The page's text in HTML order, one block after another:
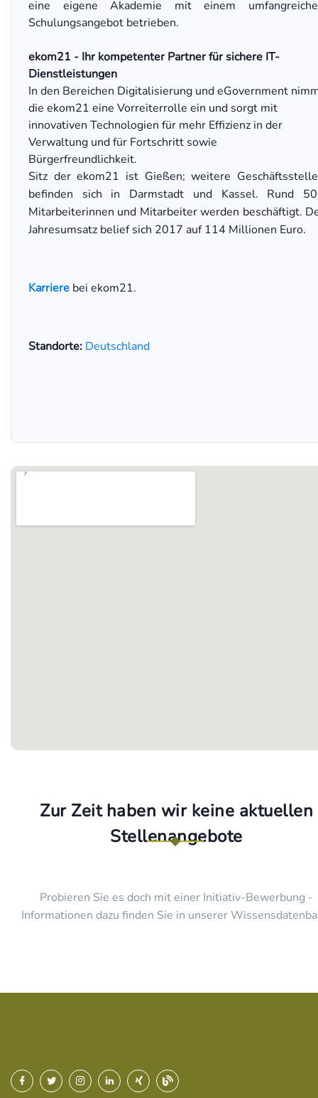
eine eigene Akademie mit einem
Schulungsangebot betrieben.
ekom21 - Ihr kompetenter Partner für sichere IT-
Dienstleistungen
In den Bereichen Digitalisierung und eGovernment
die ekom21 eine Vorreiterrolle ein und sorgt mit
innovativen Technologien für mehr Effizienz in der
Verwaltung und für Fortschritt sowie
Bürgerfreundlichkeit.
Sitz der ekom21 ist Gießen; weitere
befinden sich in Darmstadt und Kassel. Rund
Mitarbeiterinnen und Mitarbeiter werden beschäftigt.
Jahresumsatz belief sich 2017 auf 114 Millionen Euro.
Karriere bei ekom21.
Standorte: Deutschland
Zur Zeit haben wir keine aktuellen
Stellenangebote
Probieren Sie es doch mit einer Initiativ-Bewerbung -
Informationen dazu finden Sie in unserer